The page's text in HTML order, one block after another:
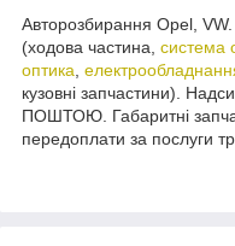
Авторозбирання Opel, VW.
(ходова частина, система
оптика
кузовні запчастини).
ПОШТОЮ. Габаритні
передоплати за послуги